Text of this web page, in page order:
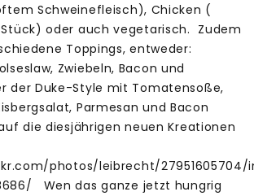
Schweinefleisch), Chicken (
oder auch vegetarisch. Zudem
Toppings, entweder:
Zwiebeln, Bacon und
der Duke-Style mit Tomatensoße,
Parmesan und Bacon
die diesjährigen neuen Kreationen
photos/leibrecht/
Wen das ganze jetzt hungrig